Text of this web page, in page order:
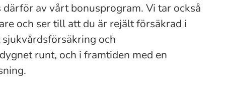
av vårt bonusprogram. Vi tar också
och ser till att du är rejält försäkrad i
och
runt, och i framtiden med en